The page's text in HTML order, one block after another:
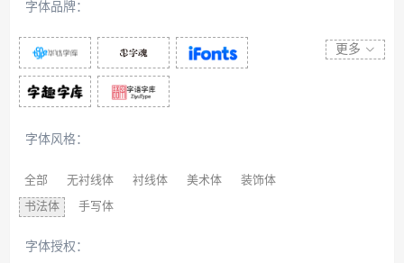
拉丁文 八思巴文
字体品牌：
更多
字体风格：
全部 无衬线体 衬线体 美术体 装饰体
书法体 手写体
字体授权：